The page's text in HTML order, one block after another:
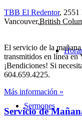
Sermones
TBB El Redentor, 2551
Vancouver,British
El servicio de la
transmitidos en línea en
¡Bendiciones! Si
604.659.4225.
Más información »
Servicio de